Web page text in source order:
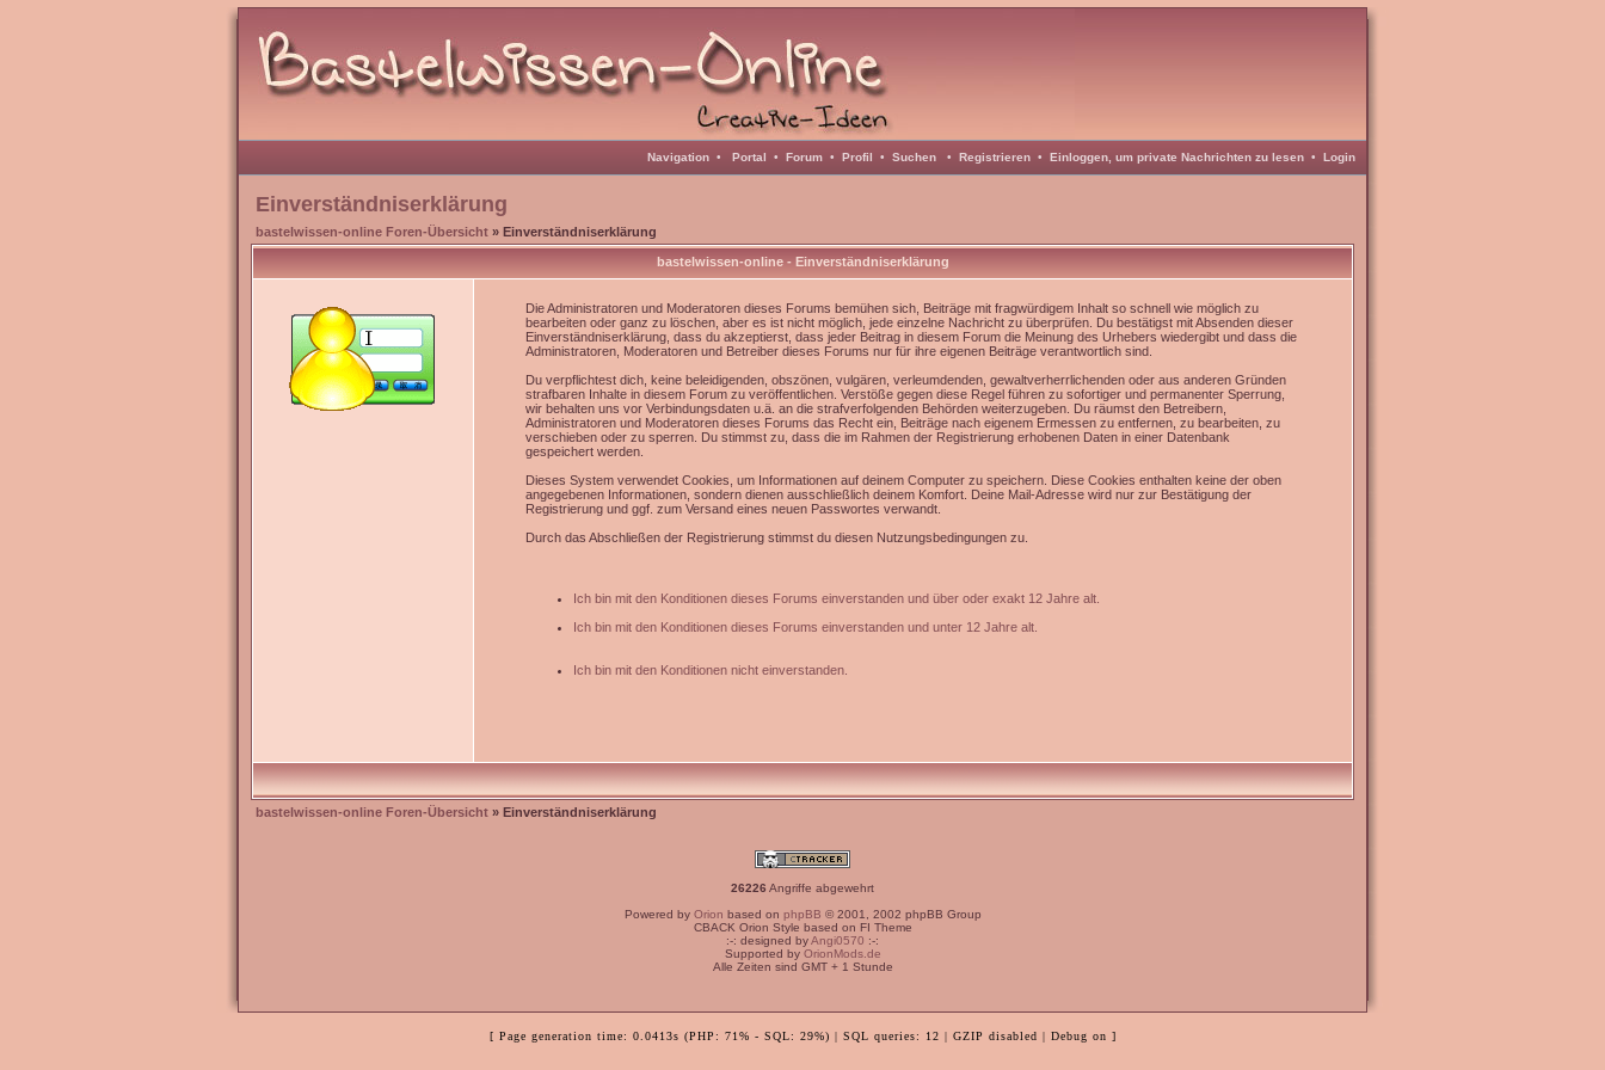
Navigation • Portal • Forum • Profil • Suchen • Registrieren • Einloggen, um private Nachrichten zu lesen • Login
Einverständniserklärung
bastelwissen-online Foren-Übersicht » Einverständniserklärung
bastelwissen-online - Einverständniserklärung
Die Administratoren und Moderatoren dieses Forums bemühen sich, Beiträge mit fragwürdigem Inhalt so schnell wie möglich zu
bearbeiten oder ganz zu löschen, aber es ist nicht möglich, jede einzelne Nachricht zu überprüfen. Du bestätigst mit Absenden dieser
Einverständniserklärung, dass du akzeptierst, dass jeder Beitrag in diesem Forum die Meinung des Urhebers wiedergibt und dass die
Administratoren, Moderatoren und Betreiber dieses Forums nur für ihre eigenen Beiträge verantwortlich sind.
Du verpflichtest dich, keine beleidigenden, obszönen, vulgären, verleumdenden, gewaltverherrlichenden oder aus anderen Gründen
strafbaren Inhalte in diesem Forum zu veröffentlichen. Verstöße gegen diese Regel führen zu sofortiger und permanenter Sperrung,
wir behalten uns vor Verbindungsdaten u.ä. an die strafverfolgenden Behörden weiterzugeben. Du räumst den Betreibern,
Administratoren und Moderatoren dieses Forums das Recht ein, Beiträge nach eigenem Ermessen zu entfernen, zu bearbeiten, zu
verschieben oder zu sperren. Du stimmst zu, dass die im Rahmen der Registrierung erhobenen Daten in einer Datenbank
gespeichert werden.
Dieses System verwendet Cookies, um Informationen auf deinem Computer zu speichern. Diese Cookies enthalten keine der oben
angegebenen Informationen, sondern dienen ausschließlich deinem Komfort. Deine Mail-Adresse wird nur zur Bestätigung der
Registrierung und ggf. zum Versand eines neuen Passwortes verwandt.
Durch das Abschließen der Registrierung stimmst du diesen Nutzungsbedingungen zu.
Ich bin mit den Konditionen dieses Forums einverstanden und über oder exakt 12 Jahre alt.
Ich bin mit den Konditionen dieses Forums einverstanden und unter 12 Jahre alt.
Ich bin mit den Konditionen nicht einverstanden.
bastelwissen-online Foren-Übersicht » Einverständniserklärung
26226 Angriffe abgewehrt
Powered by Orion based on phpBB © 2001, 2002 phpBB Group
CBACK Orion Style based on FI Theme
:-: designed byAngi0570 :-:
Supported by OrionMods.de
Alle Zeiten sind GMT + 1 Stunde
[ Page generation time: 0.0413s (PHP: 71% - SQL: 29%) | SQL queries: 12 | GZIP disabled | Debug on ]